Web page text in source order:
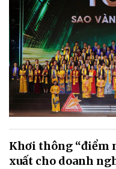
Khơi thông “điểm
xuất cho doanh